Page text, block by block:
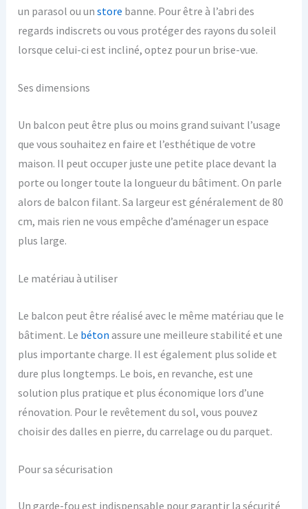
un parasol ou unstore banne. Pour être à l’abri des
regards indiscrets ou vous protéger des rayons du soleil
lorsque celui-ci est incliné, optez pour un brise-vue.
Ses dimensions
Un balcon peut être plus ou moins grand suivant l’usage
que vous souhaitez en faire et l’esthétique de votre
maison. Il peut occuper juste une petite place devant la
porte ou longer toute la longueur du bâtiment. On parle
alors de balcon filant. Sa largeur est généralement de 80
cm, mais rien ne vous empêche d’aménager un espace
plus large.
Le matériau à utiliser
Le balcon peut être réalisé avec le même matériau que le
bâtiment. Le béton assure une meilleure stabilité et une
plus importante charge. Il est également plus solide et
dure plus longtemps. Le bois, en revanche, est une
solution plus pratique et plus économique lors d’une
rénovation. Pour le revêtement du sol, vous pouvez
choisir des dalles en pierre, du carrelage ou du parquet.
Pour sa sécurisation
Un garde-fou est indispensable pour garantir la sécurité